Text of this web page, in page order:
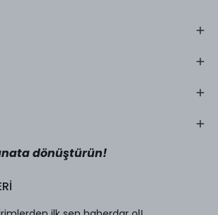
dönüştürün!